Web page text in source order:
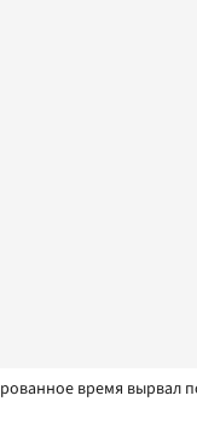
время вырвал